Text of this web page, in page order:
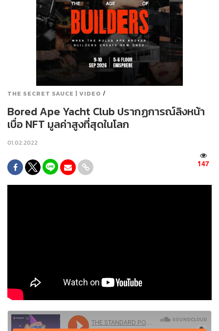
THE SECRET SAUCE | VIDEO /
Bored Ape Yacht Club ปรากฏการณ์ลิงหน้า
เบื่อ NFT มูลค่าสูงที่สุดในโลก
01.02.2022
147